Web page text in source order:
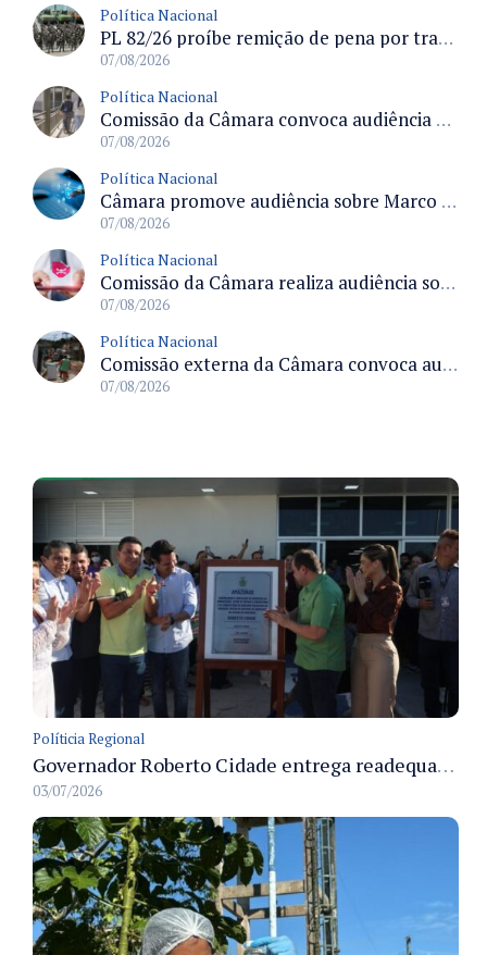
Política Nacional
PL 82/26 proíbe remição de pena por trabalho em funções militares para condenados por crimes contra o Estado Democrático de Direito
07/08/2026
Política Nacional
Comissão da Câmara convoca audiência para discutir misoginia nas escolas e universidades após divulgação de listas misóginas
07/08/2026
Política Nacional
Câmara promove audiência sobre Marco de Fomento à Economia Digital e impactos da inteligência artificial
07/08/2026
Política Nacional
Comissão da Câmara realiza audiência sobre apostas online para medir o tamanho do mercado ilegal
07/08/2026
Política Nacional
Comissão externa da Câmara convoca audiência pública sobre chuvas na Zona da Mata de Minas Gerais e impactos em Juiz de Fora
07/08/2026
Políticia Regional
Governador Roberto Cidade entrega readequação do ambulatório da FCecon e amplia capacidade de atendimento oncológico em Manaus
03/07/2026